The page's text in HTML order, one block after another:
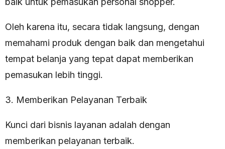
Oleh karena itu, secara tidak langsung, dengan
memahami produk dengan baik dan mengetahui
tempat belanja yang tepat dapat memberikan
pemasukan lebih tinggi.
3. Memberikan Pelayanan Terbaik
Kunci dari bisnis layanan adalah dengan
memberikan pelayanan terbaik.